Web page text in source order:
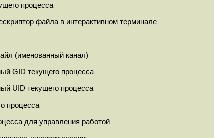
процесса
файла в интерактивном терминале
(именованный канал)
GID текущего процесса
UID текущего процесса
процесса
для управления работой